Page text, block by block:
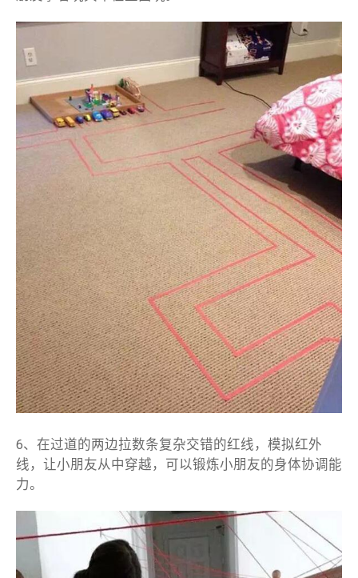
6、在过道的两边拉数条复杂交错的红线，模拟红外
线，让小朋友从中穿越，可以锻炼小朋友的身体协调能
力。